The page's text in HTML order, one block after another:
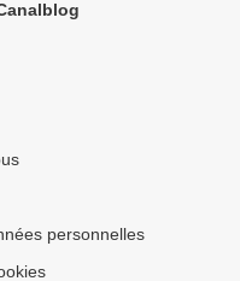
personnelles